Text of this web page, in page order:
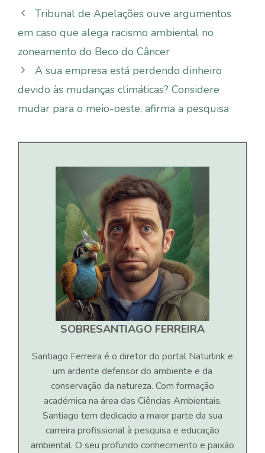
Tribunal de Apelações ouve argumentos
em caso que alega racismo ambiental no
zoneamento do Beco do Câncer
A sua empresa está perdendo dinheiro
devido às mudanças climáticas? Considere
mudar para o meio-oeste, afirma a pesquisa
SOBRESANTIAGO FERREIRA
Santiago Ferreira é o diretor do portal Naturlink e
um ardente defensor do ambiente e da
conservação da natureza. Com formação
académica na área das Ciências Ambientais,
Santiago tem dedicado a maior parte da sua
carreira profissional à pesquisa e educação
ambiental. O seu profundo conhecimento e paixão